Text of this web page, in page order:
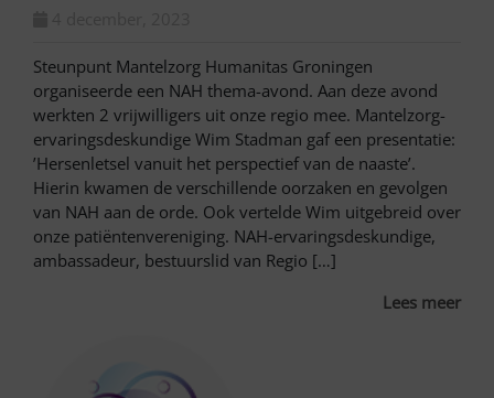
Steunpunt Mantelzorg Humanitas Groningen
organiseerde een NAH thema-avond. Aan deze avond
werkten 2 vrijwilligers uit onze regio mee. Mantelzorg-
ervaringsdeskundige Wim Stadman gaf een presentatie:
’Hersenletsel vanuit het perspectief van de naaste’.
Hierin kwamen de verschillende oorzaken en gevolgen
van NAH aan de orde. Ook vertelde Wim uitgebreid over
onze patiëntenvereniging. NAH-ervaringsdeskundige,
ambassadeur, bestuurslid van Regio […]
Lees meer